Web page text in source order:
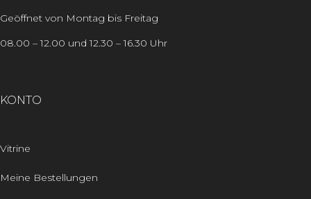
Geöffnet von Montag bis Freitag
08.00 – 12.00 und 12.30 – 16.30 Uhr
KONTO
Vitrine
Meine Bestellungen